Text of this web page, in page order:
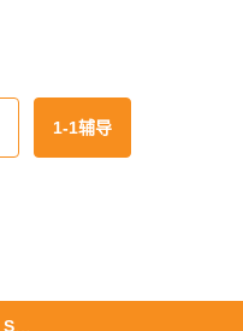
1-1辅导